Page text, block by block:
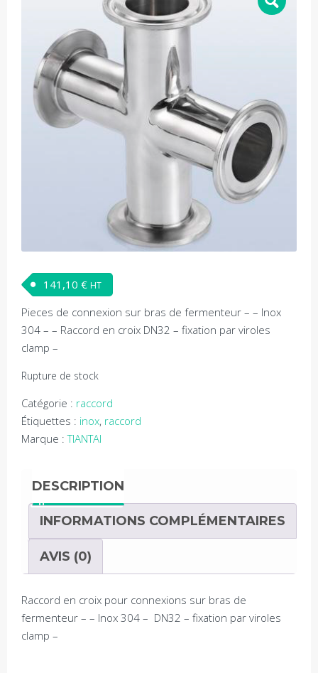
141,10 € HT
Pieces de connexion sur bras de fermenteur – – Inox
304 – – Raccord en croix DN32 – fixation par viroles
clamp –
Rupture de stock
Catégorie : raccord
Étiquettes : inox, raccord
Marque :TIANTAI
DESCRIPTION
INFORMATIONS COMPLÉMENTAIRES
AVIS (0)
Raccord en croix pour connexions sur bras de
fermenteur – – Inox 304 – DN32 – fixation par viroles
clamp –